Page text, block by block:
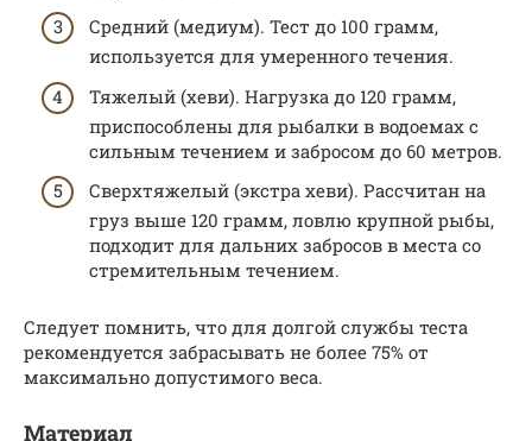
Средний (медиум). Тест до 100 грамм,
используется для умеренного течения.
Тяжелый (хеви). Нагрузка до 120 грамм,
приспособлены для рыбалки в водоемах с
сильным течением и забросом до 60 метров.
Сверхтяжелый (экстра хеви). Рассчитан на
груз выше 120 грамм, ловлю крупной рыбы,
подходит для дальних забросов в места со
стремительным течением.
Следует помнить, что для долгой службы теста
рекомендуется забрасывать не более 75% от
максимально допустимого веса.
Материал